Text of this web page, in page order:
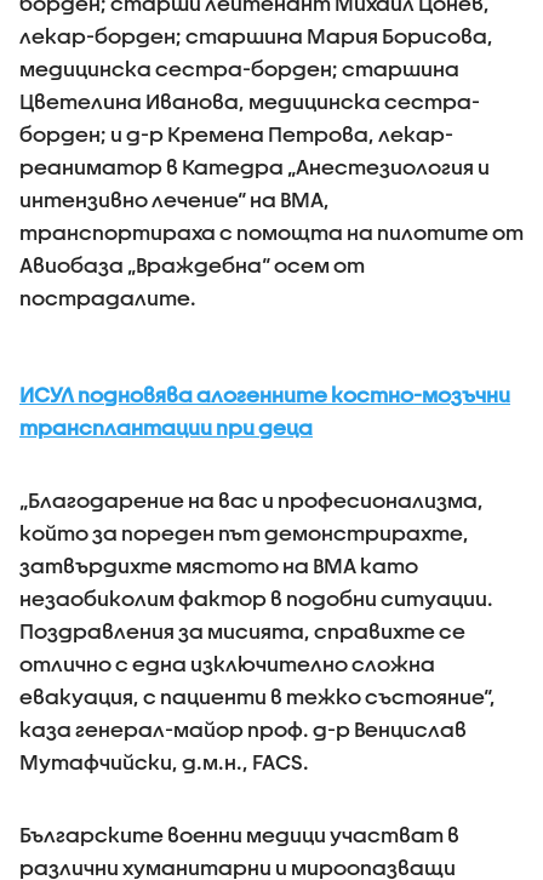
лекар-борден; старшина Мария Борисова,
медицинска сестра-борден; старшина
Цветелина Иванова, медицинска сестра-
борден; и д-р Кремена Петрова, лекар-
реаниматор в Катедра „Анестезиология и
интензивно лечение“ на ВМА,
транспортираха с помощта на пилотите от
Авиобаза „Враждебна“ осем от
пострадалите.
ИСУЛ подновява алогенните костно-мозъчни
трансплантации при деца
„Благодарение на вас и професионализма,
който за пореден път демонстрирахте,
затвърдихте мястото на ВМА като
незаобиколим фактор в подобни ситуации.
Поздравления за мисията, справихте се
отлично с една изключително сложна
евакуация, с пациенти в тежко състояние“,
каза генерал-майор проф. д-р Венцислав
Мутафчийски, д.м.н., FACS.
Българските военни медици участват в
различни хуманитарни и мироопазващи